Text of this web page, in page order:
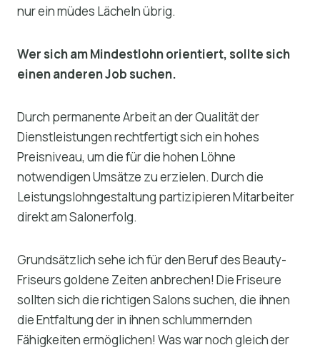
nur ein müdes Lächeln übrig.
Wer sich am Mindestlohn orientiert, sollte sich
einen anderen Job suchen.
Durch permanente Arbeit an der Qualität der
Dienstleistungen rechtfertigt sich ein hohes
Preisniveau, um die für die hohen Löhne
notwendigen Umsätze zu erzielen. Durch die
Leistungslohngestaltung partizipieren Mitarbeiter
direkt am Salonerfolg.
Grundsätzlich sehe ich für den Beruf des Beauty-
Friseurs goldene Zeiten anbrechen! Die Friseure
sollten sich die richtigen Salons suchen, die ihnen
die Entfaltung der in ihnen schlummernden
Fähigkeiten ermöglichen! Was war noch gleich der